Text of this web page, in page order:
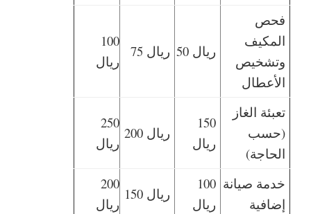
100
ريال
75 ريال 50 ريال
فحص
المكيف
وتشخيص
الأعطال
250
ريال
200 ريال
150
ريال
تعبئة الغاز
(حسب
الحاجة)
200
ريال
150 ريال
100
ريال
خدمة صيانة
إضافية